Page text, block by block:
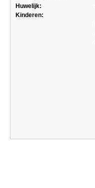
Huwelijk:
Kinderen: